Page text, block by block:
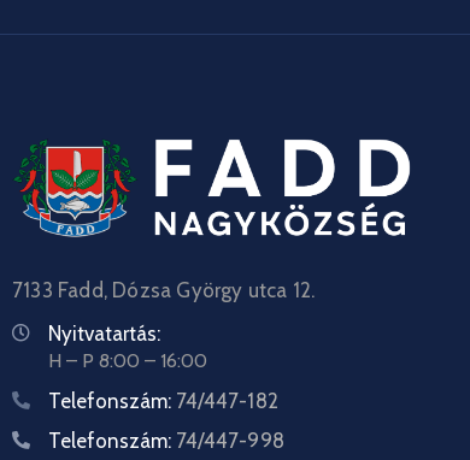
7133 Fadd, Dózsa György utca 12.
Nyitvatartás:
H – P 8:00 – 16:00
Telefonszám: 74/447-182
Telefonszám: 74/447-998